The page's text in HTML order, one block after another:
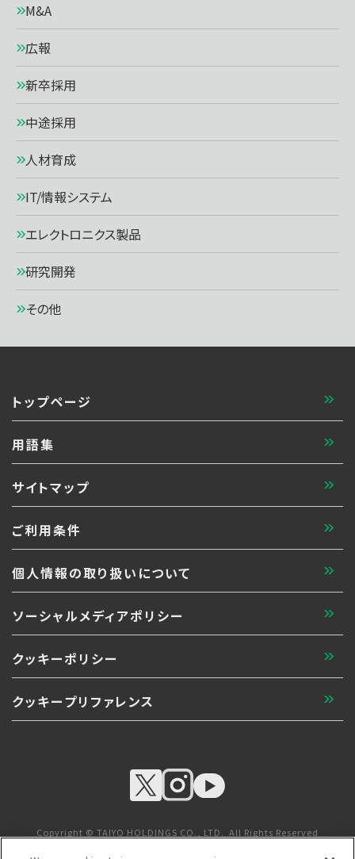
M&A
広報
新卒採用
中途採用
人材育成
IT/情報システム
エレクトロニクス製品
研究開発
その他
トップページ
用語集
サイトマップ
ご利用条件
個人情報の取り扱いについて
ソーシャルメディアポリシー
クッキーポリシー
クッキープリファレンス
Copyright © TAIYO HOLDINGS CO., LTD. All Rights Reserved